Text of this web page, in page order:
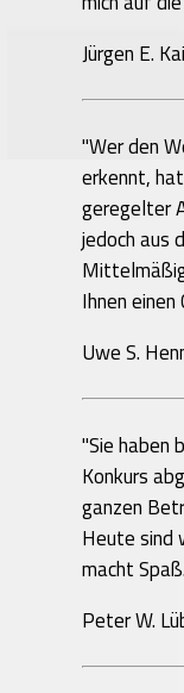
Jürgen E.
"Wer den
erkennt,
geregelter
jedoch aus
Ihnen
Uwe S.
"Sie haben
Konkurs
ganzen
Heute sind
macht
Peter W.